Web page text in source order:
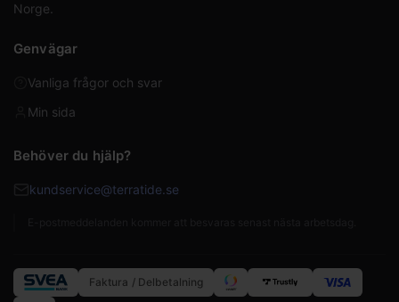
Norge.
Genvägar
Vanliga frågor och svar
Min sida
Behöver du hjälp?
kundservice@terratide.se
Faktura / Delbetalning